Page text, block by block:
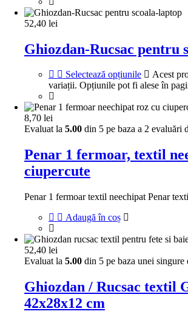
52,40 lei
Ghiozdan-Rucsac pentru
Selectează opțiunile
Acest
variații. Opțiunile pot fi alese în
8,70 lei
Evaluat la 5.00 din 5 pe baza a 2 evaluări
Penar 1 fermoar, textil
ciupercute
Penar 1 fermoar textil neechipat Penar
Adaugă în coș
52,40 lei
Evaluat la 5.00 din 5 pe baza unei singure
Ghiozdan / Rucsac textil
42x28x12 cm